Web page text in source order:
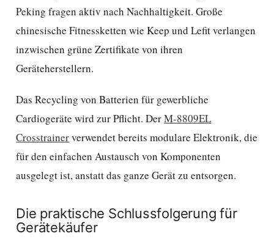
Peking fragen aktiv nach Nachhaltigkeit. Große
chinesische Fitnessketten wie Keep und Lefit verlangen
inzwischen grüne Zertifikate von ihren
Geräteherstellern.
Das Recycling von Batterien für gewerbliche
Cardiogeräte wird zur Pflicht. DerM-8809EL
Crosstrainerverwendet bereits modulare Elektronik, die
für den einfachen Austausch von Komponenten
ausgelegt ist, anstatt das ganze Gerät zu entsorgen.
Die praktische Schlussfolgerung für
Gerätekäufer